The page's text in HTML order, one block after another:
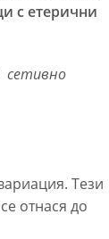
с етерични
сетивно
Тези
отнася до